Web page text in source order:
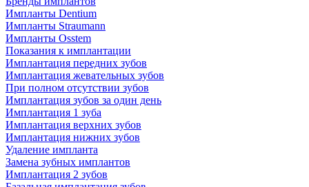
Импланты Dentium
Импланты Straumann
Импланты Osstem
Показания к имплантации
Имплантация передних зубов
Имплантация жевательных зубов
При полном отсутствии зубов
Имплантация зубов за один день
Имплантация 1 зуба
Имплантация верхних зубов
Имплантация нижних зубов
Удаление импланта
Замена зубных имплантов
Имплантация 2 зубов